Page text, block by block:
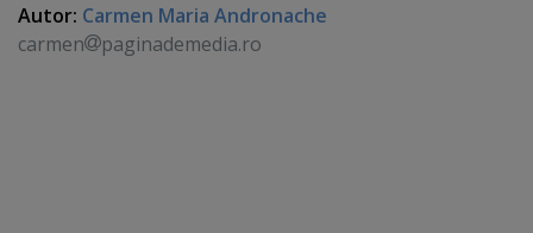
Autor: Carmen Maria Andronache
carmen
paginademedia.ro